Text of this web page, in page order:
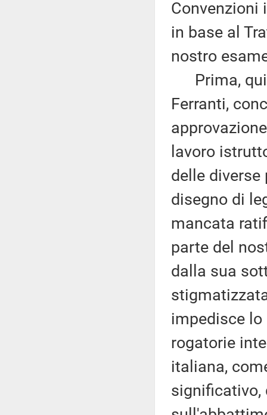
Convenzioni
in base al
nostro
Prima,
Ferranti,
lavoro
delle
disegno di
mancata
parte del
dalla sua
impedisce
rogatorie
italiana,
significativo,